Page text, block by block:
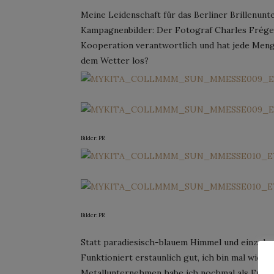
Meine Leidenschaft für das Berliner
Kampagnenbilder: Der Fotograf Charles
Kooperation verantwortlich und hat jede
dem Wetter los?
Bilder: PR
Bilder: PR
Statt paradiesisch-blauem Himmel und
Funktioniert erstaunlich gut, ich bin mal